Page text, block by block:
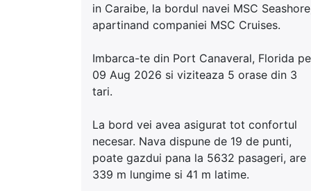
in Caraibe, la bordul navei MSC
apartinand companiei MSC Cruises.
Imbarca-te din Port Canaveral, Florida pe
09 Aug 2026 si viziteaza 5 orase din 3
tari.
La bord vei avea asigurat tot confortul
necesar. Nava dispune de 19 de punti,
poate gazdui pana la 5632 pasageri, are
339 m lungime si 41 m latime.